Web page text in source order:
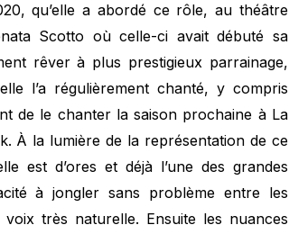
qu’elle a abordé ce rôle, au théâtre
Scotto où celle-ci avait débuté sa
rêver à plus prestigieux parrainage,
l’a régulièrement chanté, y compris
de le chanter la saison prochaine à La
À la lumière de la représentation de ce
est d’ores et déjà l’une des grandes
à jongler sans problème entre les
très naturelle. Ensuite les nuances